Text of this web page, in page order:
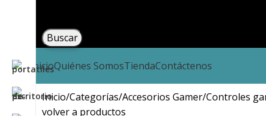
Buscar
InicioQuiénes SomosTiendaContáctenos
Inicio Categorías Accesorios Gamer Controles
volver a productos